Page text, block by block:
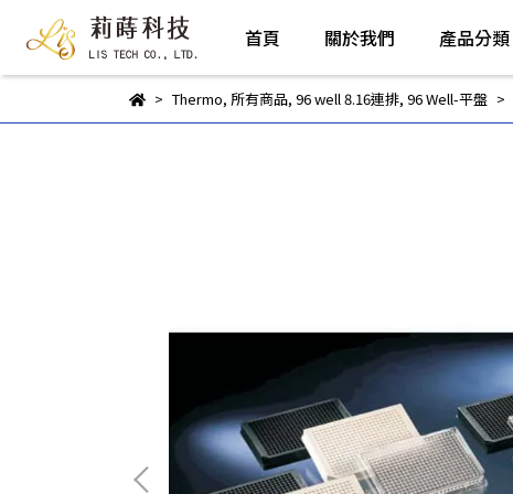
首頁 關於我們 產品分類
Thermo, 所有商品, 96 well 8.16連排, 96 Well-平盤